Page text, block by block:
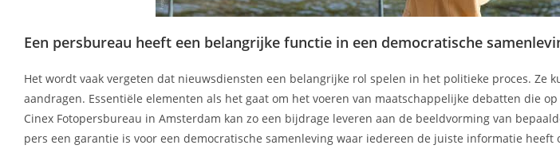
Een persbureau heeft een belangrijke functie in een democratische
Het wordt vaak vergeten dat nieuwsdiensten een belangrijke rol spelen in het politieke proces. Ze
aandragen. Essentiële elementen als het gaat om het voeren van maatschappelijke debatten die
Cinex Fotopersbureau in Amsterdam kan zo een bijdrage leveren aan de beeldvorming van
pers een garantie is voor een democratische samenleving waar iedereen de juiste informatie